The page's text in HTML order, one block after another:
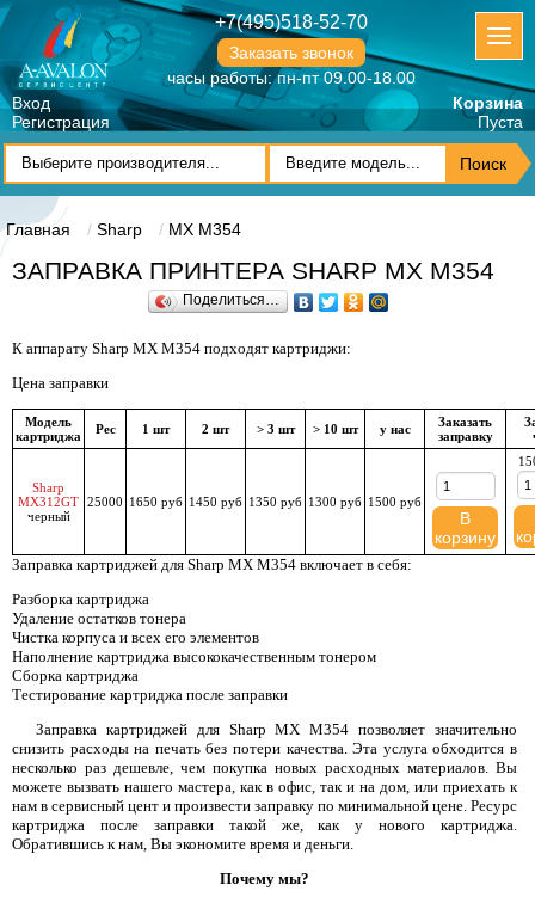
+7(495)518-52-70
Заказать звонок
часы работы: пн-пт 09.00-18.00
Вход
Регистрация
Корзина
Пуста
Главная Sharp MX M354
ЗАПРАВКА ПРИНТЕРА SHARP MX M354
Поделиться…
К аппарату Sharp MX M354 подходят картриджи:
Цена заправки
Модель
картриджа
Рес 1 шт 2 шт > 3 шт > 10 шт у нас
Заказать
заправку
Sharp
MX312GT
черный
25000 1650 руб 1450 руб 1350 руб 1300 руб 1500 руб
В
корзину
Заправка картриджей для Sharp MX M354 включает в себя:
Разборка картриджа
Удаление остатков тонера
Чистка корпуса и всех его элементов
Наполнение картриджа высококачественным тонером
Сборка картриджа
Тестирование картриджа после заправки
Заправка картриджей для Sharp MX M354 позволяет значительно
снизить расходы на печать без потери качества. Эта услуга обходится в
несколько раз дешевле, чем покупка новых расходных материалов. Вы
можете вызвать нашего мастера, как в офис, так и на дом, или приехать к
нам в сервисный цент и произвести заправку по минимальной цене. Ресурс
картриджа после заправки такой же, как у нового картриджа.
Обратившись к нам, Вы экономите время и деньги.
Почему мы?